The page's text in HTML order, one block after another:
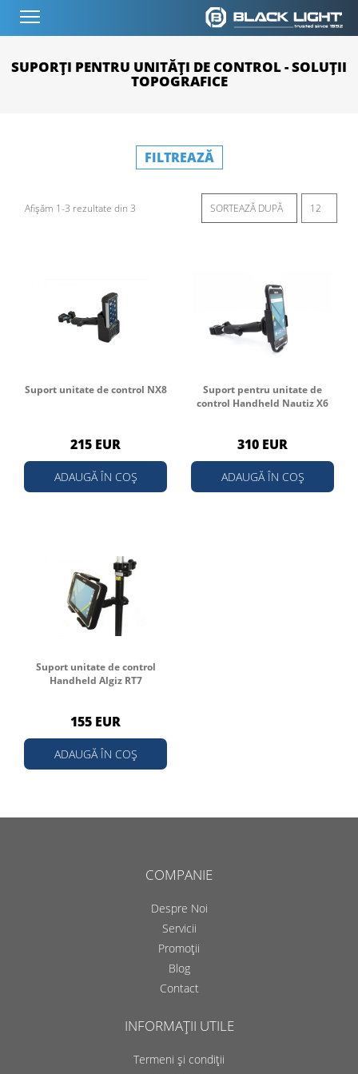
SUPORȚI PENTRU UNITĂȚI DE CONTROL - SOLUȚII
TOPOGRAFICE
FILTREAZĂ
Afișăm 1-3 rezultate din 3
Suport unitate de control NX8
215 EUR
ADAUGĂ ÎN COȘ
Suport pentru unitate de
control Handheld Nautiz X6
310 EUR
ADAUGĂ ÎN COȘ
Suport unitate de control
Handheld Algiz RT7
155 EUR
ADAUGĂ ÎN COȘ
COMPANIE
Despre Noi
Servicii
Promoții
Blog
Contact
INFORMAȚII UTILE
Termeni și condiții